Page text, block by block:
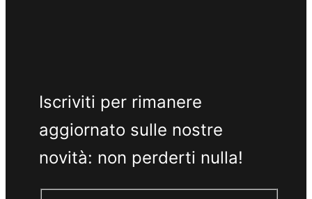
Iscriviti per rimanere
aggiornato sulle nostre
novità: non perderti nulla!